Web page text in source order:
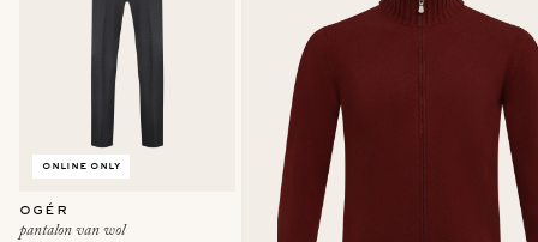
online only
ogér
pantalon van wol